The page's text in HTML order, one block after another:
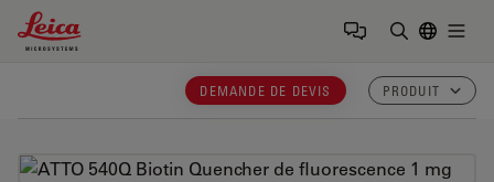
Leica Microsystems Logo
DEMANDE DE DEVIS PRODUIT